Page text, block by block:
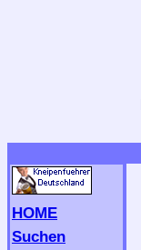
HOME
Suchen